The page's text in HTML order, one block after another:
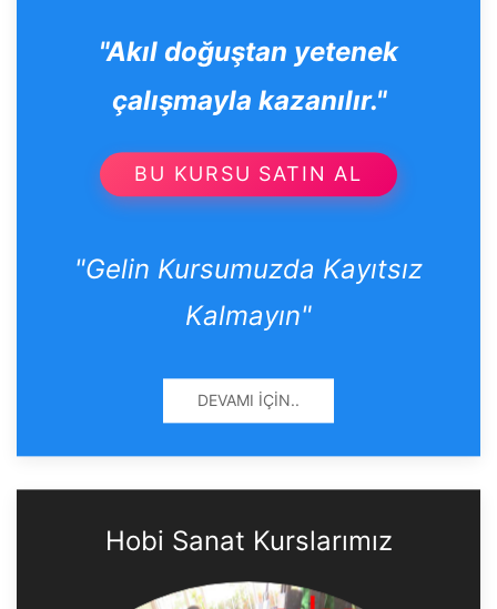
"Akıl doğuştan yetenek
çalışmayla kazanılır."
BU KURSU SATIN AL
"Gelin Kursumuzda Kayıtsız
Kalmayın"
DEVAMI İÇIN..
Hobi Sanat Kurslarımız